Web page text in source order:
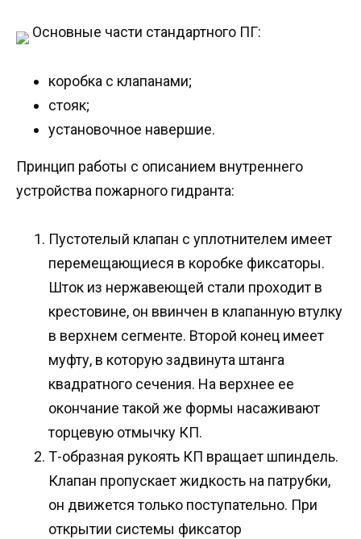
Основные части стандартного ПГ:
коробка с клапанами;
стояк;
установочное навершие.
Принцип работы с описанием внутреннего
устройства пожарного гидранта:
Пустотелый клапан с уплотнителем имеет
перемещающиеся в коробке фиксаторы.
Шток из нержавеющей стали проходит в
крестовине, он ввинчен в клапанную втулку
в верхнем сегменте. Второй конец имеет
муфту, в которую задвинута штанга
квадратного сечения. На верхнее ее
окончание такой же формы насаживают
торцевую отмычку КП.
Т-образная рукоять КП вращает шпиндель.
Клапан пропускает жидкость на патрубки,
он движется только поступательно. При
открытии системы фиксатор